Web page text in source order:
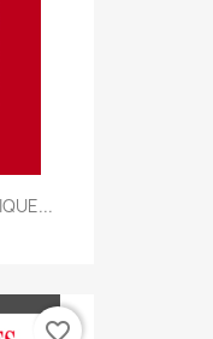
favorite_border